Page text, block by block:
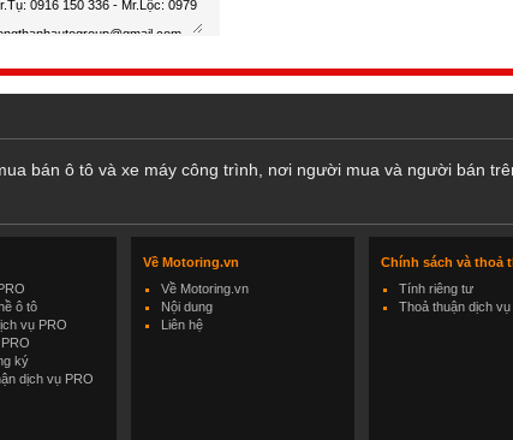
bán ô tô và xe máy công trình, nơi người mua và người bán
ô tô
vụ PRO
ký
dịch vụ PRO
Về Motoring.vn
Về Motoring.vn
Nội dung
Liên hệ
Chính sách và thoả
Tính riêng tư
Thoả thuận dịch vụ